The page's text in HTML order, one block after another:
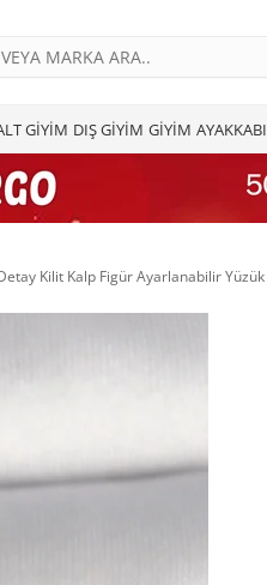
GİYİM DIŞ GİYİM GİYİM AYAKKABI
Kilit Kalp Figür Ayarlanabilir Yüzük